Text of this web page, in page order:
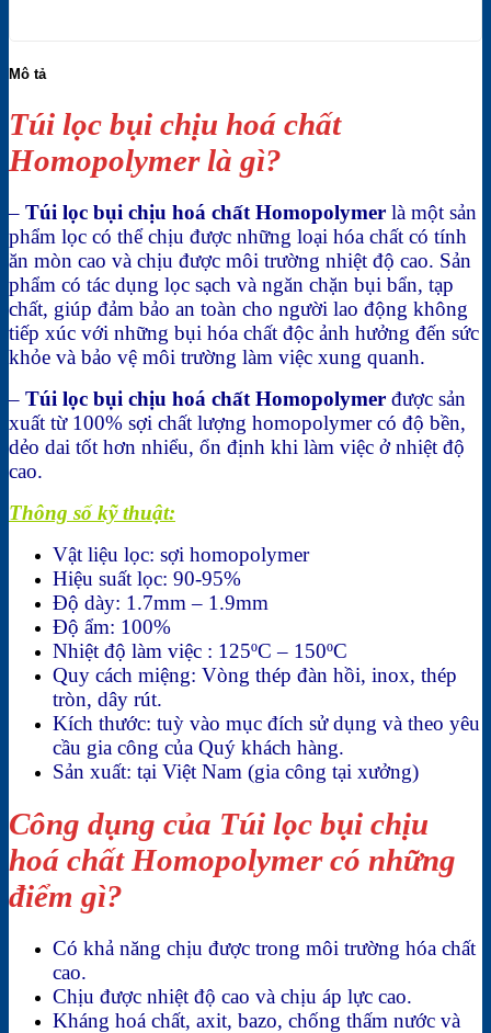
Mô tả
Túi lọc bụi chịu hoá chất
Homopolymer là gì?
– Túi lọc bụi chịu hoá chất Homopolymer là một sản
phẩm lọc có thể chịu được những loại hóa chất có tính
ăn mòn cao và chịu được môi trường nhiệt độ cao. Sản
phẩm có tác dụng lọc sạch và ngăn chặn bụi bẩn, tạp
chất, giúp đảm bảo an toàn cho người lao động không
tiếp xúc với những bụi hóa chất độc ảnh hưởng đến sức
khỏe và bảo vệ môi trường làm việc xung quanh.
– Túi lọc bụi chịu hoá chất Homopolymer được sản
xuất từ 100% sợi chất lượng homopolymer có độ bền,
dẻo dai tốt hơn nhiểu, ổn định khi làm việc ở nhiệt độ
cao.
Thông số kỹ thuật:
Vật liệu lọc: sợi homopolymer
Hiệu suất lọc: 90-95%
Độ dày: 1.7mm – 1.9mm
Độ ẩm: 100%
Nhiệt độ làm việc : 125ºC – 150ºC
Quy cách miệng: Vòng thép đàn hồi, inox, thép
tròn, dây rút.
Kích thước: tuỳ vào mục đích sử dụng và theo yêu
cầu gia công của Quý khách hàng.
Sản xuất: tại Việt Nam (gia công tại xưởng)
Công dụng của Túi lọc bụi chịu
hoá chất Homopolymer có những
điểm gì?
Có khả năng chịu được trong môi trường hóa chất
cao.
Chịu được nhiệt độ cao và chịu áp lực cao.
Kháng hoá chất, axit, bazo, chống thấm nước và